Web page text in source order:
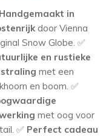
Handgemaakt in
door Vienna
Snow Globe. ✅
en rustieke
met een
en boom. ✅
met oog voor
✅ Perfect cadeau